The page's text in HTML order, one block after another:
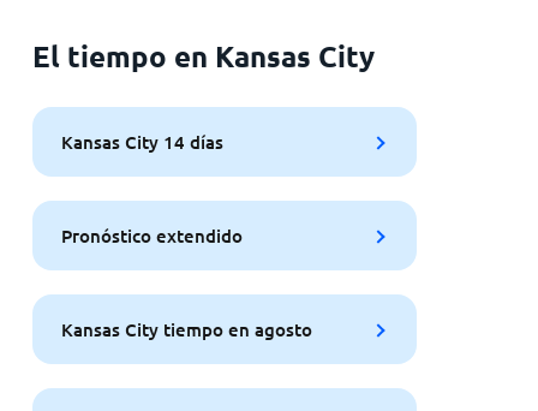
El tiempo en Kansas City
Kansas City 14 días
Pronóstico extendido
Kansas City tiempo en agosto